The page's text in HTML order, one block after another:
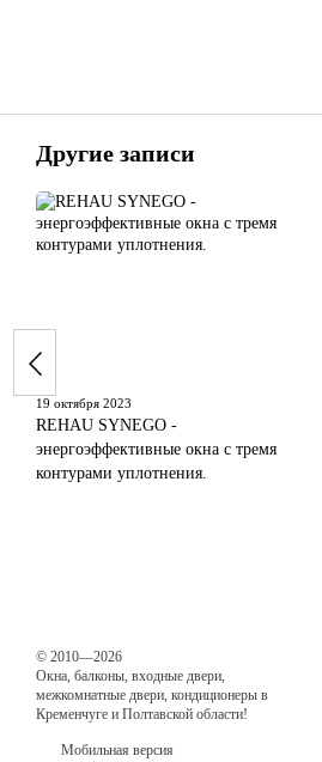
Другие записи
19 октября 2023
REHAU SYNEGO -
энергоэффективные окна с тремя
контурами уплотнения.
© 2010—2026
Окна, балконы, входные двери,
межкомнатные двери, кондиционеры в
Кременчуге и Полтавской области!
Мобильная версия